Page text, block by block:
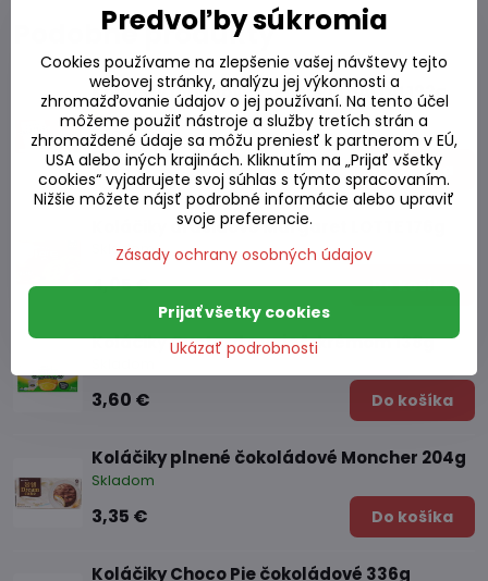
Podobné produkty
Koláčiky jahodové FrenchPie HAITAI 192g
Skladom
5,69 € Do košíka
Koláčiky arašidové Margaret LOTTE 176g
Skladom
4,05 € Do košíka
Koláčiky Custard s vaječ. krémom 138g
3,60 € Do košíka
Koláčiky plnené čokoládové Moncher 204g
Skladom
3,35 € Do košíka
Koláčiky Choco Pie čokoládové 336g
Predvoľby súkromia
Cookies používame na zlepšenie vašej návštevy tejto
webovej stránky, analýzu jej výkonnosti a
zhromažďovanie údajov o jej používaní. Na tento účel
môžeme použiť nástroje a služby tretích strán a
zhromaždené údaje sa môžu preniesť k partnerom v EÚ,
USA alebo iných krajinách. Kliknutím na „Prijať všetky
cookies“ vyjadrujete svoj súhlas s týmto spracovaním.
Nižšie môžete nájsť podrobné informácie alebo upraviť
svoje preferencie.
Zásady ochrany osobných údajov
Ukázať podrobnosti
Prijať všetky cookies